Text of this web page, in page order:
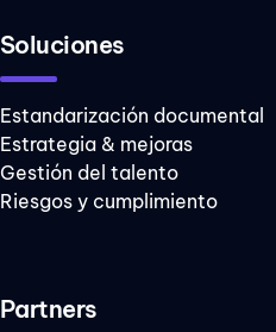
Soluciones
Estandarización documental
Estrategia & mejoras
Gestión del talento
Riesgos y cumplimiento
Partners